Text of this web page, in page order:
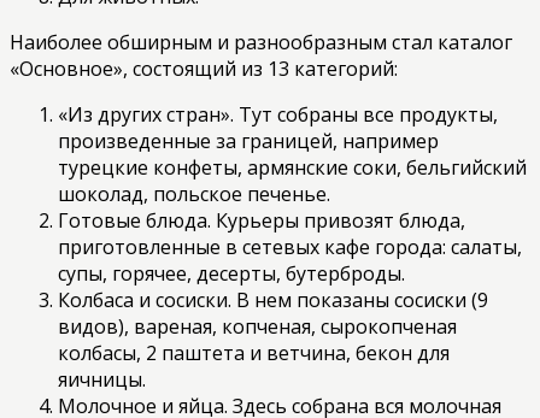
Наиболее обширным и разнообразным стал каталог
«Основное», состоящий из 13 категорий:
«Из других стран». Тут собраны все продукты,
произведенные за границей, например
турецкие конфеты, армянские соки, бельгийский
шоколад, польское печенье.
Готовые блюда. Курьеры привозят блюда,
приготовленные в сетевых кафе города: салаты,
супы, горячее, десерты, бутерброды.
Колбаса и сосиски. В нем показаны сосиски (9
видов), вареная, копченая, сырокопченая
колбасы, 2 паштета и ветчина, бекон для
яичницы.
Молочное и яйца. Здесь собрана вся молочная